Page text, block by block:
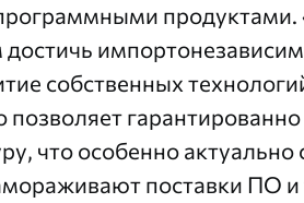
продуктами.
достичь
собственных
позволяет
что особенно актуально
поставки ПО